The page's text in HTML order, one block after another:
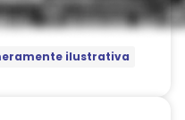
ilustrativa